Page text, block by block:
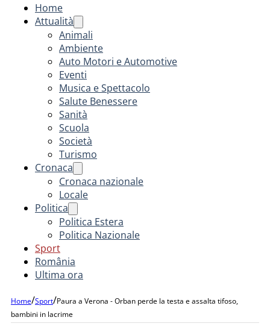
Home
Attualità
Animali
Ambiente
Auto Motori e Automotive
Eventi
Musica e Spettacolo
Salute Benessere
Sanità
Scuola
Società
Turismo
Cronaca
Cronaca nazionale
Locale
Politica
Politica Estera
Politica Nazionale
Sport
România
Ultima ora
Home/Sport/Paura a Verona - Orban perde la testa e assalta tifoso,
bambini in lacrime